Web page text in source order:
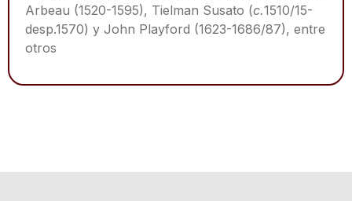
Arbeau (1520-1595), Tielman Susato (c.1510/15-
desp.1570) y John Playford (1623-1686/87), entre
otros